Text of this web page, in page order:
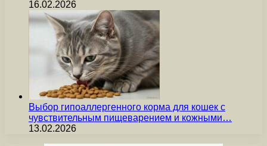
16.02.2026
Выбор гипоаллергенного корма для кошек с
чувствительным пищеварением и кожными…
13.02.2026